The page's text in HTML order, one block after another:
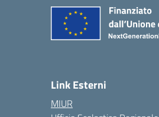
Link Esterni
MIUR